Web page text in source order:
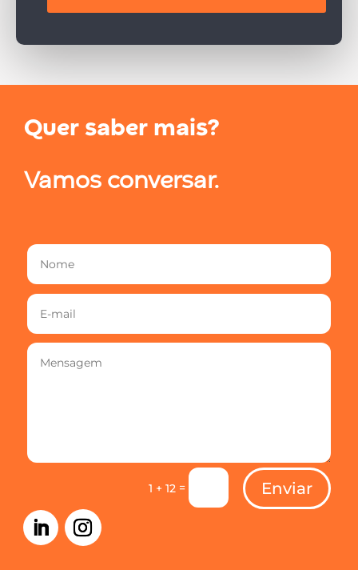
Quer saber mais?
Vamos conversar.
1 + 12 = Enviar